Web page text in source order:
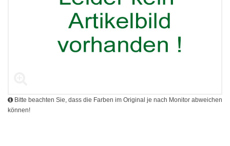
Bitte beachten Sie, dass die Farben im Original je nach Monitor abweichen
können!